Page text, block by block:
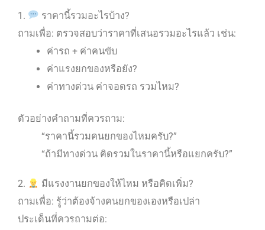
1.
ราคานี้รวมอะไรบ้าง?
ถามเพื่อ: ตรวจสอบว่าราคาที่เสนอรวมอะไรแล้ว เช่น:
ค่ารถ + ค่าคนขับ
ค่าแรงยกของหรือยัง?
ค่าทางด่วน ค่าจอดรถ รวมไหม?
ตัวอย่างคำถามที่ควรถาม:
“ราคานี้รวมคนยกของไหมครับ?”
“ถ้ามีทางด่วน คิดรวมในราคานี้หรือแยกครับ?”
2.
มีแรงงานยกของให้ไหม หรือคิดเพิ่ม?
ถามเพื่อ: รู้ว่าต้องจ้างคนยกของเองหรือเปล่า
ประเด็นที่ควรถามต่อ: